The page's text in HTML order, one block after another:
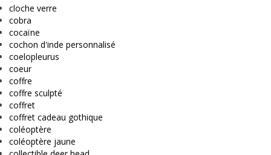
cloche verre
cobra
cocaïne
cochon d'inde personnalisé
coelopleurus
coeur
coffre
coffre sculpté
coffret
coffret cadeau gothique
coléoptère
coléoptère jaune